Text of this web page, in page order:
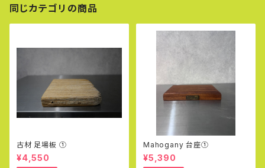
同じカテゴリの商品
古材 足場板 ①
¥4,550
Mahogany 台座①
¥5,390